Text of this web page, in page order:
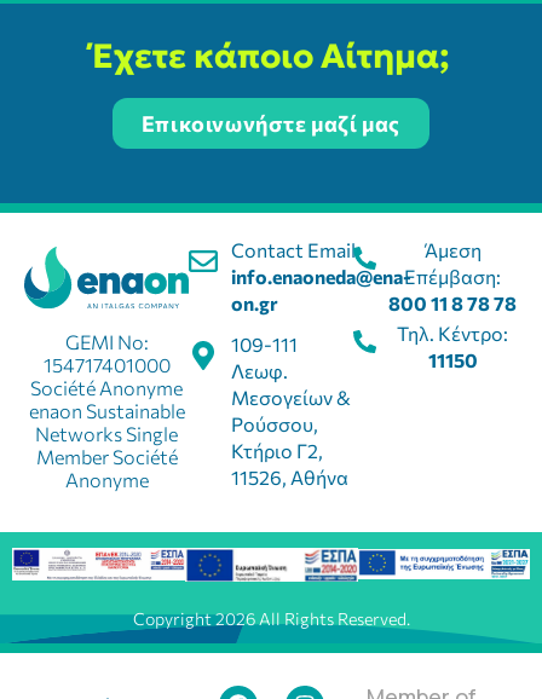
Έχετε κάποιο Αίτημα;
Επικοινωνήστε μαζί μας
Contact Email:
info.enaoneda@ena-
on.gr
109-111
Λεωφ.
Μεσογείων &
Ρούσσου,
Κτήριο Γ2,
11526, Αθήνα
GEMI No:
154717401000
Société Anonyme
enaon Sustainable
Networks Single
Member Société
Anonyme
Άμεση
Επέμβαση:
800 11 8 78 78
Τηλ. Κέντρο:
11150
Copyright 2026 All Rights Reserved.